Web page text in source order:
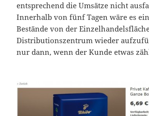
entsprechend die Umsätze nicht
Innerhalb von fünf Tagen wäre es
Bestände von der
Distributionszentrum wieder
nur dann, wenn der Kunde etwas